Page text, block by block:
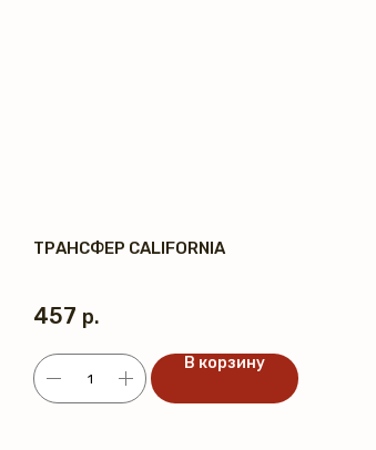
ТРАНСФЕР CALIFORNIA
457 р.
В корзину